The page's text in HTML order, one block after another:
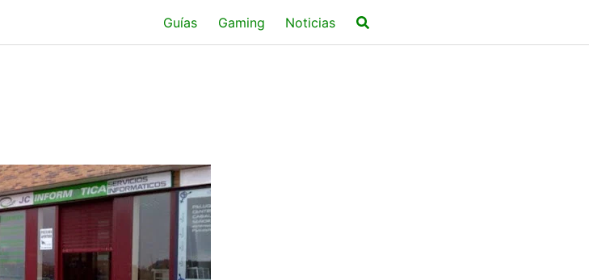
Guías Gaming Noticias